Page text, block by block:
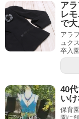
ア
レ
で大
アラ
ュク
卒入
40
い
保育